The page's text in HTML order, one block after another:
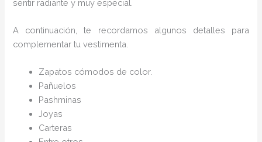
sentir radiante y muy especial.
A continuación, te recordamos algunos detalles para
complementar tu vestimenta.
Zapatos cómodos de color.
Pañuelos
Pashminas
Joyas
Carteras